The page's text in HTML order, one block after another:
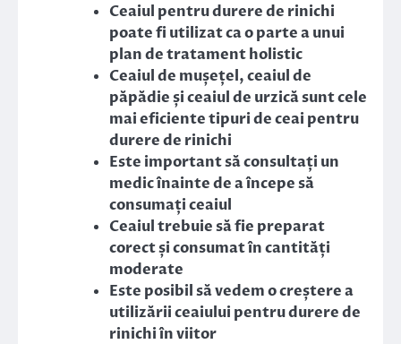
Ceaiul pentru durere de rinichi
poate fi utilizat ca o parte a unui
plan de tratament holistic
Ceaiul de mușețel, ceaiul de
păpădie și ceaiul de urzică sunt cele
mai eficiente tipuri de ceai pentru
durere de rinichi
Este important să consultați un
medic înainte de a începe să
consumați ceaiul
Ceaiul trebuie să fie preparat
corect și consumat în cantități
moderate
Este posibil să vedem o creștere a
utilizării ceaiului pentru durere de
rinichi în viitor